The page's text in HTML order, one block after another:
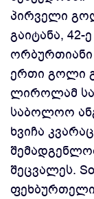
პირველი
გაიტანა, 42-
ორბურთიანი
ერთი გოლი
ლიროლამ
საბოლოო
ხვიჩა
შეცვალეს.
ფეხბურთელი